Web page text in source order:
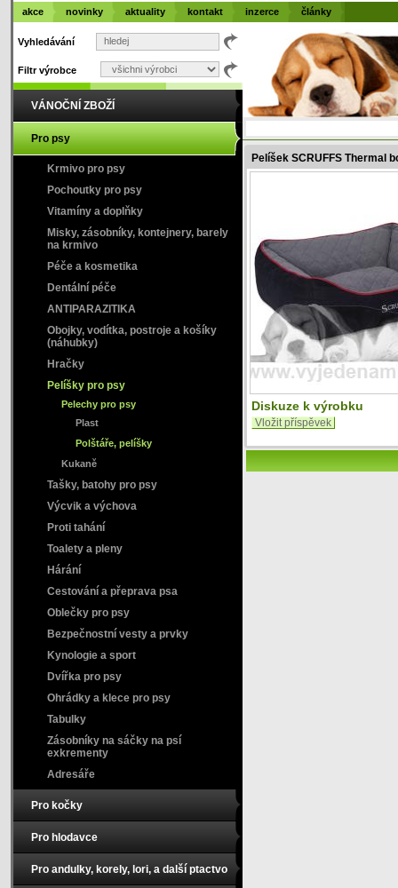
Pelíšek SCRUFFS Thermal
Diskuze k výrobku
Vložit příspěvek
Vyhledávání
Filtr výrobce
VÁNOČNÍ ZBOŽÍ
Pro psy
Krmivo pro psy
Pochoutky pro psy
Vitamíny a doplňky
Misky, zásobníky, kontejnery, barely
na krmivo
Péče a kosmetika
Dentální péče
ANTIPARAZITIKA
Obojky, vodítka, postroje a košíky
(náhubky)
Hračky
Pelíšky pro psy
Pelechy pro psy
Plast
Polštáře, pelíšky
Kukaně
Tašky, batohy pro psy
Výcvik a výchova
Proti tahání
Toalety a pleny
Hárání
Cestování a přeprava psa
Oblečky pro psy
Bezpečnostní vesty a prvky
Kynologie a sport
Dvířka pro psy
Ohrádky a klece pro psy
Tabulky
Zásobníky na sáčky na psí
exkrementy
Adresáře
Pro kočky
Pro hlodavce
Pro andulky, korely, lori, a další ptactvo
akce novinky aktuality kontakt inzerce články